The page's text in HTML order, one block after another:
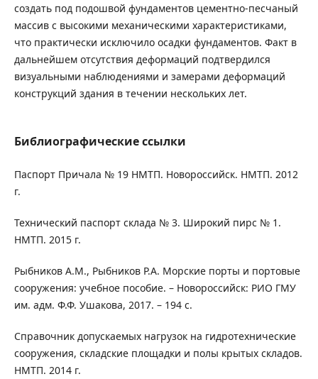
создать под подошвой фундаментов цементно-песчаный
массив с высокими механическими характеристиками,
что практически исключило осадки фундаментов. Факт в
дальнейшем отсутствия деформаций подтвердился
визуальными наблюдениями и замерами деформаций
конструкций здания в течении нескольких лет.
Библиографические ссылки
Паспорт Причала № 19 НМТП. Новороссийск. НМТП. 2012
г.
Технический паспорт склада № 3. Широкий пирс № 1.
НМТП. 2015 г.
Рыбников А.М., Рыбников Р.А. Морские порты и портовые
сооружения: учебное пособие. – Новороссийск: РИО ГМУ
им. адм. Ф.Ф. Ушакова, 2017. – 194 с.
Справочник допускаемых нагрузок на гидротехнические
сооружения, складские площадки и полы крытых складов.
НМТП. 2014 г.